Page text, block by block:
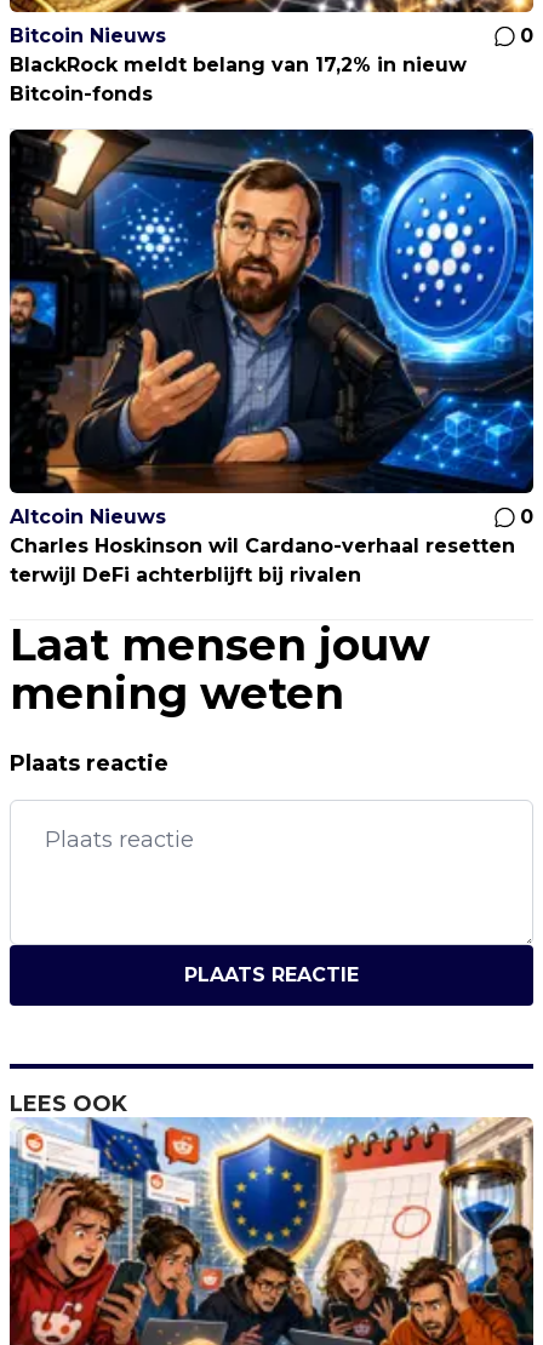
Bitcoin Nieuws
0
BlackRock meldt belang van 17,2% in nieuw
Bitcoin-fonds
Altcoin Nieuws
0
Charles Hoskinson wil Cardano-verhaal resetten
terwijl DeFi achterblijft bij rivalen
Laat mensen jouw
mening weten
Plaats reactie
PLAATS REACTIE
LEES OOK